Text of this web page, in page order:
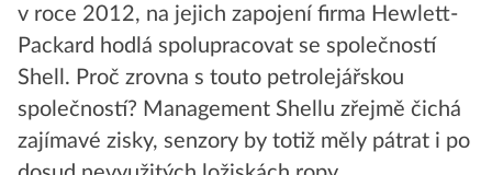
v roce 2012, na jejich zapojení firma Hewlett-
Packard hodlá spolupracovat se společností
Shell. Proč zrovna s touto petrolejářskou
společností? Management Shellu zřejmě čichá
zajímavé zisky, senzory by totiž měly pátrat i po